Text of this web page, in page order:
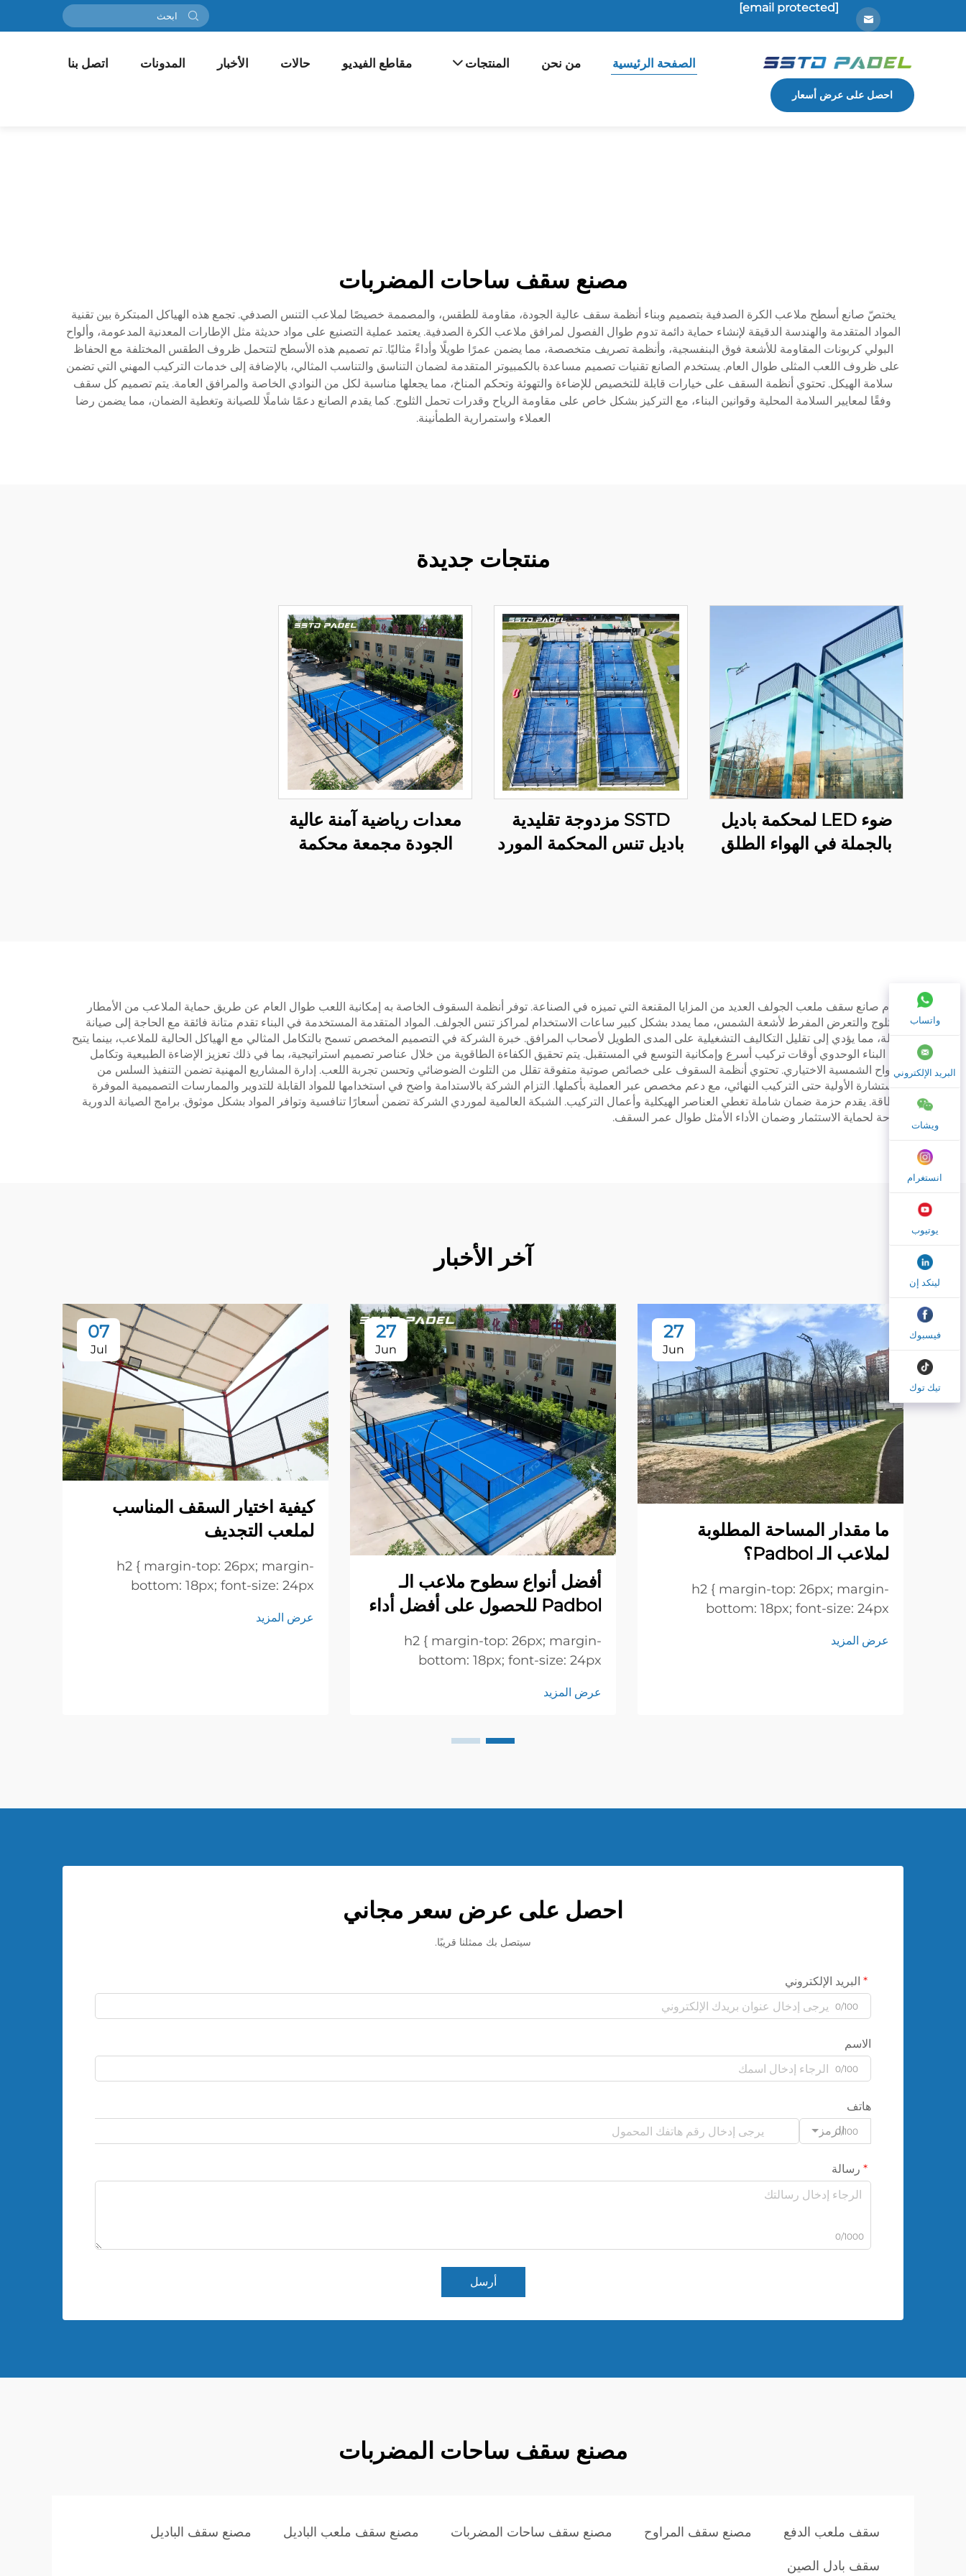
[email protected]
الصفحة الرئيسية من نحن المنتجات مقاطع الفيديو حالات الأخبار المدونات اتصل بنا
احصل على عرض أسعار
مصنع سقف ساحات المضربات
يختصّ صانع أسطح ملاعب الكرة الصدفية بتصميم وبناء أنظمة سقف عالية الجودة، مقاومة للطقس، والمصممة خصيصًا لملاعب التنس الصدفي. تجمع هذه الهياكل المبتكرة بين تقنية
المواد المتقدمة والهندسة الدقيقة لإنشاء حماية دائمة تدوم طوال الفصول لمرافق ملاعب الكرة الصدفية. يعتمد عملية التصنيع على مواد حديثة مثل الإطارات المعدنية المدعومة، وألواح
البولي كربونات المقاومة للأشعة فوق البنفسجية، وأنظمة تصريف متخصصة، مما يضمن عمرًا طويلًا وأداءً مثاليًا. تم تصميم هذه الأسطح لتتحمل ظروف الطقس المختلفة مع الحفاظ
على ظروف اللعب المثلى طوال العام. يستخدم الصانع تقنيات تصميم مساعدة بالكمبيوتر المتقدمة لضمان التناسق والتناسب المثالي، بالإضافة إلى خدمات التركيب المهني التي تضمن
سلامة الهيكل. تحتوي أنظمة السقف على خيارات قابلة للتخصيص للإضاءة والتهوئة وتحكم المناخ، مما يجعلها مناسبة لكل من النوادي الخاصة والمرافق العامة. يتم تصميم كل سقف
وفقًا لمعايير السلامة المحلية وقوانين البناء، مع التركيز بشكل خاص على مقاومة الرياح وقدرات تحمل الثلوج. كما يقدم الصانع دعمًا شاملًا للصيانة وتغطية الضمان، مما يضمن رضا
العملاء واستمرارية الطمأنينة.
منتجات جديدة
ضوء LED لمحكمة باديل
بالجملة في الهواء الطلق
SSTD مزدوجة تقليدية
باديل تنس المحكمة المورد
معدات رياضية آمنة عالية
الجودة مجمعة محكمة
يقدم صانع سقف ملعب الجولف العديد من المزايا المقنعة التي تميزه في الصناعة. توفر أنظمة السقوف الخاصة به إمكانية اللعب طوال العام عن طريق حماية الملاعب من الأمطار
والثلوج والتعرض المفرط لأشعة الشمس، مما يمدد بشكل كبير ساعات الاستخدام لمراكز تنس الجولف. المواد المتقدمة المستخدمة في البناء تقدم متانة فائقة مع الحاجة إلى صيانة
قليلة، مما يؤدي إلى تقليل التكاليف التشغيلية على المدى الطويل لأصحاب المرافق. خبرة الشركة في التصميم المخصص تسمح بالتكامل المثالي مع الهياكل الحالية للملاعب، بينما يتيح
نهج البناء الوحدوي أوقات تركيب أسرع وإمكانية التوسع في المستقبل. يتم تحقيق الكفاءة الطاقوية من خلال عناصر تصميم استراتيجية، بما في ذلك تعزيز الإضاءة الطبيعية وتكامل
الألواح الشمسية الاختياري. تحتوي أنظمة السقوف على خصائص صوتية متفوقة تقلل من التلوث الضوضائي وتحسن تجربة اللعب. إدارة المشاريع المهنية تضمن التنفيذ السلس من
الاستشارة الأولية حتى التركيب النهائي، مع دعم مخصص عبر العملية بأكملها. التزام الشركة بالاستدامة واضح في استخدامها للمواد القابلة للتدوير والممارسات التصميمية الموفرة
للطاقة. يقدم حزمة ضمان شاملة تغطي العناصر الهيكلية وأعمال التركيب. الشبكة العالمية لموردي الشركة تضمن أسعارًا تنافسية وتوافر المواد بشكل موثوق. برامج الصيانة الدورية
متاحة لحماية الاستثمار وضمان الأداء الأمثل طوال عمر السقف.
آخر الأخبار
27
Jun
ما مقدار المساحة المطلوبة
لملاعب الـ Padbol؟
h2 { margin-top: 26px; margin-
bottom: 18px; font-size: 24px
height: normal; } h3 { margin-top:
عرض المزيد
27
Jun
أفضل أنواع سطوح ملاعب الـ
Padbol للحصول على أفضل أداء
h2 { margin-top: 26px; margin-
bottom: 18px; font-size: 24px
height: normal; } h3 { margin-top:
size: 20px !important; font-weight:
عرض المزيد
07
Jul
كيفية اختيار السقف المناسب
لملعب التجديف
h2 { margin-top: 26px; margin-
bottom: 18px; font-size: 24px
height: normal; } h3 { margin-top:
عرض المزيد
احصل على عرض سعر مجاني
سيتصل بك ممثلنا قريبًا.
البريد الإلكتروني
0/100
الاسم
0/100
هاتف
الرمز0/100
رسالة
0/1000
أرسل
مصنع سقف ساحات المضربات
سقف ملعب الدفع مصنع سقف المراوح مصنع سقف ساحات المضربات مصنع سقف ملعب الباديل مصنع سقف الباديل
سقف بادل الصين
واتساب
البريد الإلكتروني
ويشات
انستغرام
يوتيوب
لينكد إن
فيسبوك
تيك توك